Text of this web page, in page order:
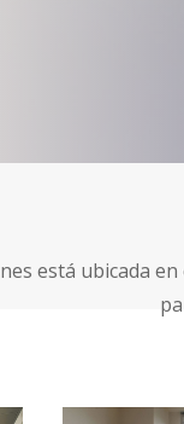
está ubicada